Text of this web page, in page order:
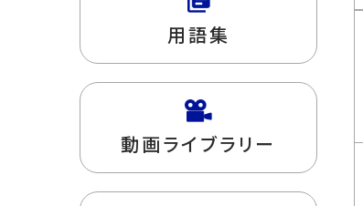
用語集
動画ライブラリー